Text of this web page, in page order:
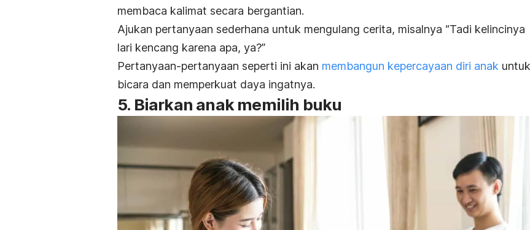
membaca kalimat secara bergantian.
Ajukan pertanyaan sederhana untuk mengulang cerita, misalnya “Tadi kelincinya
lari kencang karena apa, ya?”
Pertanyaan-pertanyaan seperti ini akan membangun kepercayaan diri anak untuk
bicara dan memperkuat daya ingatnya.
5. Biarkan anak memilih buku